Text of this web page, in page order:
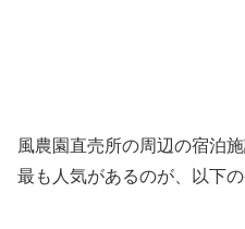
風農園直売所の周辺の宿泊
最も人気があるのが、以下